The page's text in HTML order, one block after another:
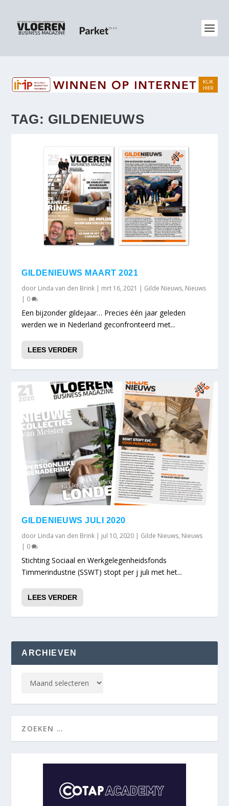
TAG: GILDENIEUWS
GILDENIEUWS MAART 2021
door Linda van den Brink | mrt 16, 2021 | Gilde Nieuws, Nieuws
| 0
Een bijzonder gildejaar… Precies één jaar geleden
werden we in Nederland geconfronteerd met...
LEES VERDER
GILDENIEUWS JULI 2020
door Linda van den Brink | jul 10, 2020 | Gilde Nieuws, Nieuws
| 0
Stichting Sociaal en Werkgelegenheidsfonds
Timmerindustrie (SSWT) stopt per j juli met het...
LEES VERDER
ARCHIEVEN